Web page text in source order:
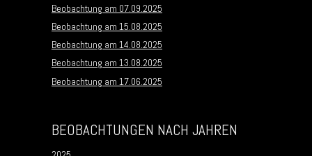
Beobachtung am 07.09.2025
Beobachtung am 15.08.2025
Beobachtung am 14.08.2025
Beobachtung am 13.08.2025
Beobachtung am 17.06.2025
BEOBACHTUNGEN NACH JAHREN